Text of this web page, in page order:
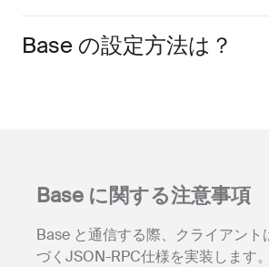
Base の設定方法は？
Base に関する注意事項
Base と通信する際、クライアント
づくJSON-RPC仕様を実装します